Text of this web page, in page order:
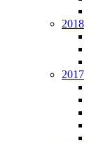
2018
2017